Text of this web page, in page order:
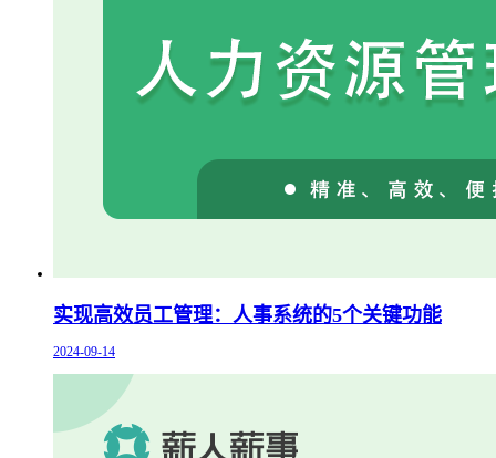
实现高效员工管理：人事系统的5个关键功能
2024-09-14